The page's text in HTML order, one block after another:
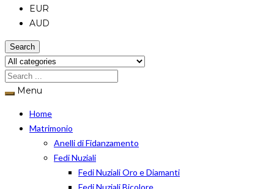
EUR
AUD
Search
Menu
Home
Matrimonio
Anelli di Fidanzamento
Fedi Nuziali
Fedi Nuziali Oro e Diamanti
Fedi Nuziali Bicolore